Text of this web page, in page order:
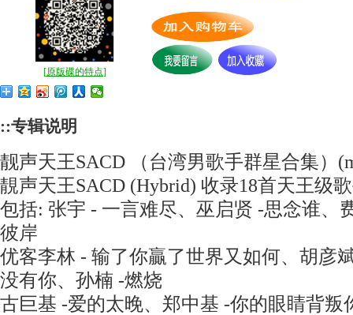
[原版碟的特点]
::专辑说明
靓声天王SACD （台湾男歌手群星合集）
靚声天王SACD (Hybrid) 收录18首天王级
包括: 张宇 - 一言难尽、巫启贤 -思念谁、
彼岸
优客李林 - 输了你贏了世界又如何、胡彦
没有你、孙楠 -燃烧
古巨基 -爱的太晚、郑中基 -你的眼睛背叛